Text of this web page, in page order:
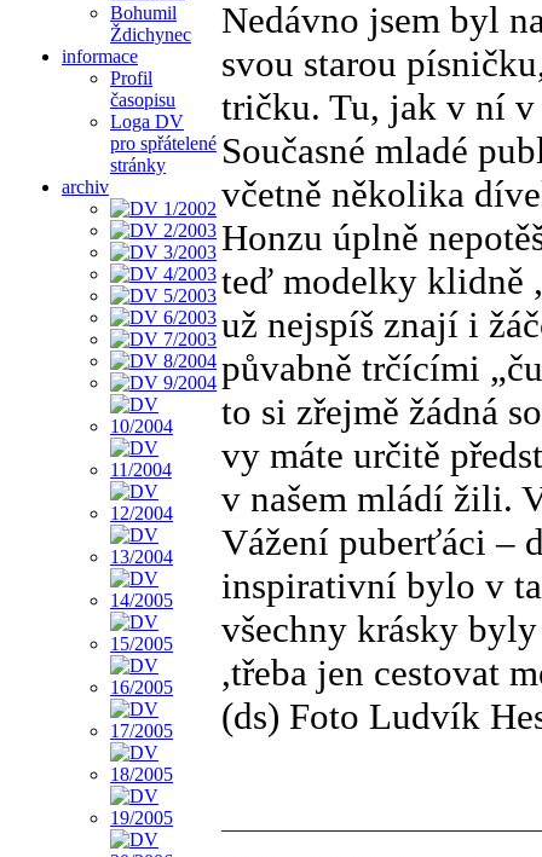
Bohumil
Ždichynec
informace
Profil
časopisu
Loga DV
pro spřátelené
stránky
archiv
Nedávno jsem byl
svou starou
tričku. Tu, jak v ní v
Současné mladé
včetně několika
Honzu úplně
teď modelky klidně
už nejspíš znají i
půvabně trčícími
to si zřejmě žádná
vy máte určitě
v našem mládí žili.
Vážení puberťáci –
inspirativní bylo v
všechny krásky
,třeba jen cestovat
(ds) Foto Ludvík